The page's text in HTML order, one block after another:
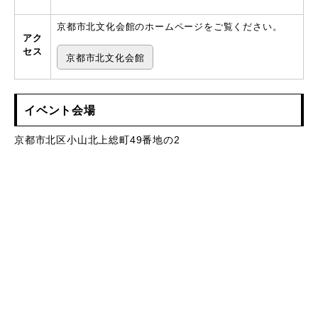
アク
セス
京都市北文化会館のホームページをご覧ください。
京都市北文化会館
イベント会場
京都市北区小山北上総町49番地の2